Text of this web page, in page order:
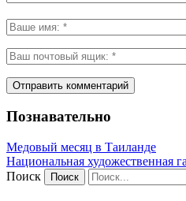
Познавательно
Медовый месяц в Таиланде
Национальная художественная
Поиск